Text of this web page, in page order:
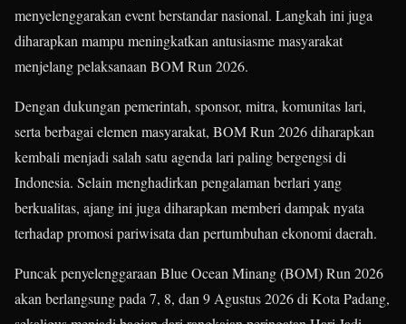
menyelenggarakan event berstandar nasional. Langkah ini juga
diharapkan mampu meningkatkan antusiasme masyarakat
menjelang pelaksanaan BOM Run 2026.
Dengan dukungan pemerintah, sponsor, mitra, komunitas lari,
serta berbagai elemen masyarakat, BOM Run 2026 diharapkan
kembali menjadi salah satu agenda lari paling bergengsi di
Indonesia. Selain menghadirkan pengalaman berlari yang
berkualitas, ajang ini juga diharapkan memberi dampak nyata
terhadap promosi pariwisata dan pertumbuhan ekonomi daerah.
Puncak penyelenggaraan Blue Ocean Minang (BOM) Run 2026
akan berlangsung pada 7, 8, dan 9 Agustus 2026 di Kota Padang,